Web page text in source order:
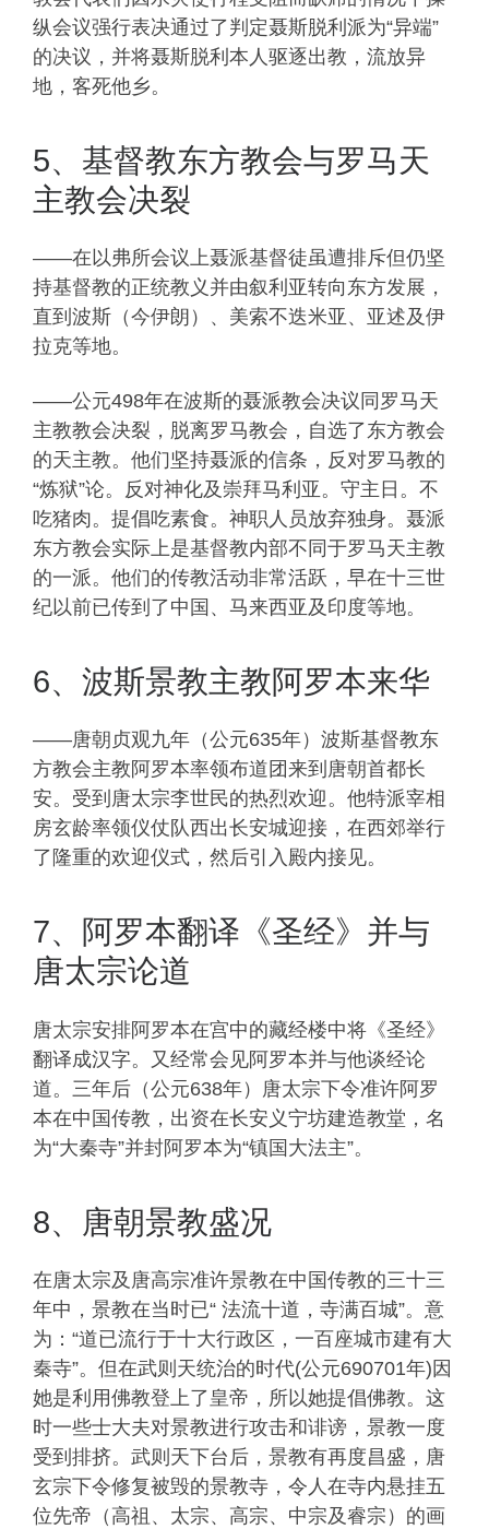
纵会议强行表决通过了判定聂斯脱利派为“异端”
的决议，并将聂斯脱利本人驱逐出教，流放异
地，客死他乡。
5、基督教东方教会与罗马天
主教会决裂
——在以弗所会议上聂派基督徒虽遭排斥但仍坚
持基督教的正统教义并由叙利亚转向东方发展，
直到波斯（今伊朗）、美索不迭米亚、亚述及伊
拉克等地。
——公元498年在波斯的聂派教会决议同罗马天
主教教会决裂，脱离罗马教会，自选了东方教会
的天主教。他们坚持聂派的信条，反对罗马教的
“炼狱”论。反对神化及崇拜马利亚。守主日。不
吃猪肉。提倡吃素食。神职人员放弃独身。聂派
东方教会实际上是基督教内部不同于罗马天主教
的一派。他们的传教活动非常活跃，早在十三世
纪以前已传到了中国、马来西亚及印度等地。
6、波斯景教主教阿罗本来华
——唐朝贞观九年（公元635年）波斯基督教东
方教会主教阿罗本率领布道团来到唐朝首都长
安。受到唐太宗李世民的热烈欢迎。他特派宰相
房玄龄率领仪仗队西出长安城迎接，在西郊举行
了隆重的欢迎仪式，然后引入殿内接见。
7、阿罗本翻译《圣经》并与
唐太宗论道
唐太宗安排阿罗本在宫中的藏经楼中将《圣经》
翻译成汉字。又经常会见阿罗本并与他谈经论
道。三年后（公元638年）唐太宗下令准许阿罗
本在中国传教，出资在长安义宁坊建造教堂，名
为“大秦寺”并封阿罗本为“镇国大法主”。
8、唐朝景教盛况
在唐太宗及唐高宗准许景教在中国传教的三十三
年中，景教在当时已“ 法流十道，寺满百城”。意
为：“道已流行于十大行政区，一百座城市建有大
秦寺”。但在武则天统治的时代(公元690701年)因
她是利用佛教登上了皇帝，所以她提倡佛教。这
时一些士大夫对景教进行攻击和诽谤，景教一度
受到排挤。武则天下台后，景教有再度昌盛，唐
玄宗下令修复被毁的景教寺，令人在寺内悬挂五
位先帝（高祖、太宗、高宗、中宗及睿宗）的画